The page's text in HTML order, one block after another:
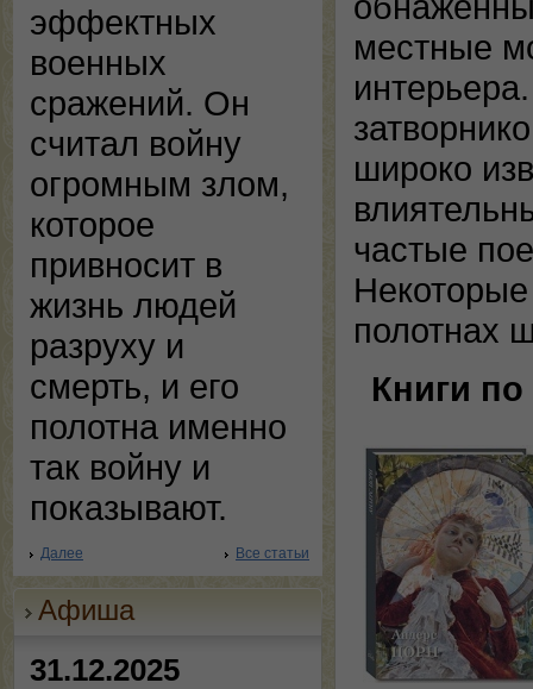
эффектных
военных
сражений. Он
считал войну
огромным злом,
которое
привносит в
жизнь людей
разруху и
смерть, и его
полотна именно
так войну и
показывают.
Далее Все статьи
Афиша
31.12.2025
местные
широко
частые
полотнах
Книги